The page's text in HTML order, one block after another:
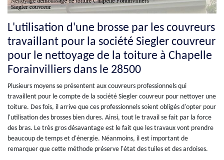
L'utilisation d'une brosse par les couvreurs
travaillant pour la société Siegler couvreur
pour le nettoyage de la toiture à Chapelle
Forainvilliers dans le 28500
Plusieurs moyens se présentent aux couvreurs professionnels qui
travaillent pour le compte de la société Siegler couvreur pour nettoyer une
toiture. Des fois, il arrive que ces professionnels soient obligés d'opter pour
l'utilisation des brosses bien dures. Ainsi, tout le travail se fait par la force
des bras. Le très gros désavantage est le fait que les travaux vont prendre
beaucoup de temps et d'énergie. Néanmoins, il est important de
remarquer que cette méthode préserve l'état des tuiles et des ardoises.